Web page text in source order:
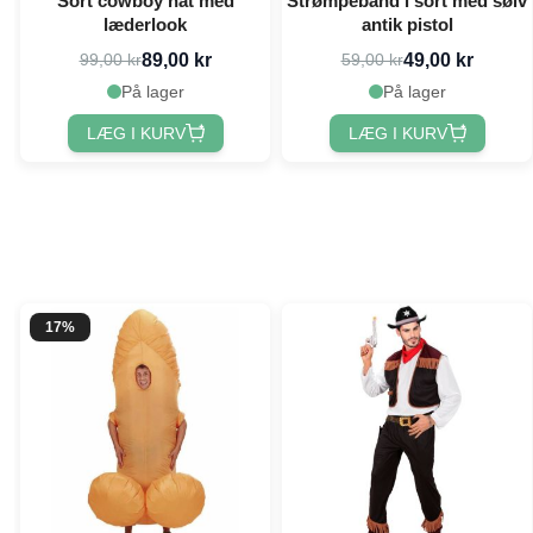
læderlook
99,00 kr89,00 kr
På lager
LÆG I KURV
antik pistol
59,00 kr49,00 kr
På lager
LÆG I KURV
17%